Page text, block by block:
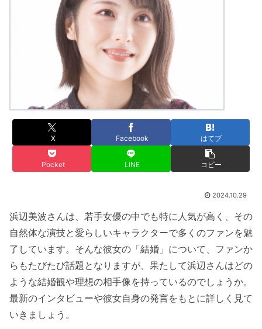
X Facebook はてブ
Pocket LINE コピー
2024.10.29
浜辺美波さんは、若手女優の中でも特に人気が高く、その
自然体な演技と愛らしいキャラクターで多くのファンを魅
了しています。そんな彼女の「結婚」について、ファンか
らもたびたび話題となりますが、果たして浜辺さんはどの
ような結婚観や理想の相手像を持っているのでしょうか。
最新のインタビューや彼女自身の発言をもとに詳しく見て
いきましょう。